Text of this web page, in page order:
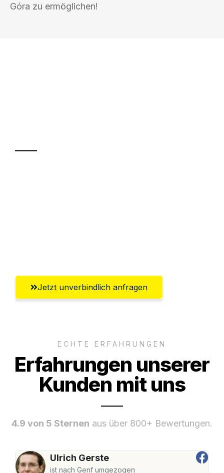
Góra zu ermöglichen!
Jetzt unverbindlich anfragen
ECHTE ERFAHRUNGEN
Erfahrungen unserer
Kunden mit uns
4.9 von 5 Sternen aus über 800+ Bewertungen.
Ulrich Gerste
ist nach Genf umgezogen